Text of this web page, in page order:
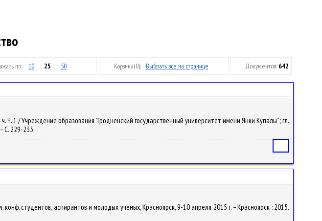
по: 10 25 50 Корзина(0): Выбрать все на странице Документов: 642
Ч. 1 / Учреждение образования "Гродненский государственный университет имени Янки Купалы" ; гл.
С. 229-233.
студентов, аспирантов и молодых ученых, Красноярск, 9-10 апреля 2015 г. – Красноярск : 2015.